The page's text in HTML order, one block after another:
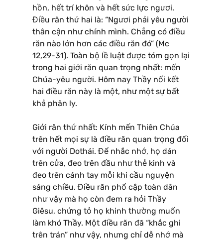
hồn, hết trí khôn và hết sức lực ngươi.
Điều răn thứ hai là: “Ngươi phải yêu người
thân cận như chính mình. Chẳng có điều
răn nào lớn hơn các điều răn đó” (Mc
12,29-31). Toàn bộ lề luật được tóm gọn lại
trong hai giới răn quan trọng nhất: mến
Chúa-yêu người. Hôm nay Thầy nối kết
hai điều răn này là một, như một sự bất
khả phân ly.
Giới răn thứ nhất: Kính mến Thiên Chúa
trên hết mọi sự là điều răn quan trọng đối
với người Dothái. Để nhắc nhớ, họ dán
trên cửa, đeo trên đầu như thẻ kinh và
đeo trên cánh tay mỗi khi cầu nguyện
sáng chiều. Điều răn phổ cập toàn dân
như vậy mà họ còn đem ra hỏi Thầy
Giêsu, chứng tỏ họ khinh thường muốn
làm khó Thầy. Một điều răn đã “khắc ghi
trên trán” như vậy, nhưng chỉ dễ nhớ mà